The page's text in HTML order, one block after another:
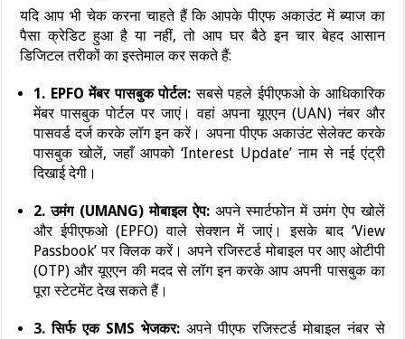
यदि आप भी चेक करना चाहते हैं कि आपके पीएफ अकाउंट में ब्याज का
पैसा क्रेडिट हुआ है या नहीं, तो आप घर बैठे इन चार बेहद आसान
डिजिटल तरीकों का इस्तेमाल कर सकते हैं:
1. EPFO मेंबर पासबुक पोर्टल: सबसे पहले ईपीएफओ के आधिकारिक
मेंबर पासबुक पोर्टल पर जाएं। वहां अपना यूएएन (UAN) नंबर और
पासवर्ड दर्ज करके लॉग इन करें। अपना पीएफ अकाउंट सेलेक्ट करके
पासबुक खोलें, जहाँ आपको ‘Interest Update’ नाम से नई एंट्री
दिखाई देगी।
2. उमंग (UMANG) मोबाइल ऐप:अपने स्मार्टफोन में उमंग ऐप खोलें
और ईपीएफओ (EPFO) वाले सेक्शन में जाएं। इसके बाद ‘View
Passbook’ पर क्लिक करें। अपने रजिस्टर्ड मोबाइल पर आए ओटीपी
(OTP) और यूएएन की मदद से लॉग इन करके आप अपनी पासबुक का
पूरा स्टेटमेंट देख सकते हैं।
3. सिर्फ एक SMS भेजकर: अपने पीएफ रजिस्टर्ड मोबाइल नंबर से